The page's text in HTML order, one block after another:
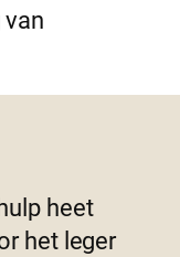
van
heet
het leger